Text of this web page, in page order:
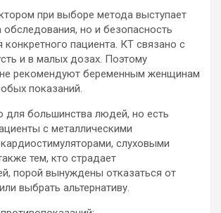
при выборе метода выступает
обследования, но и безопасность
пациента. КТ связано с
и в малых дозах. Поэтому
рекомендуют беременным женщинам
показаний.
для большинства людей, но есть
с металлическими
слуховыми
тем, кто страдает
порой вынуждены отказаться от
выбрать альтернативу.